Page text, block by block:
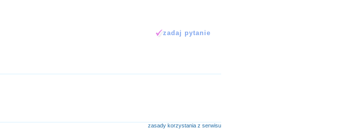
zasady korzystania z serwisu